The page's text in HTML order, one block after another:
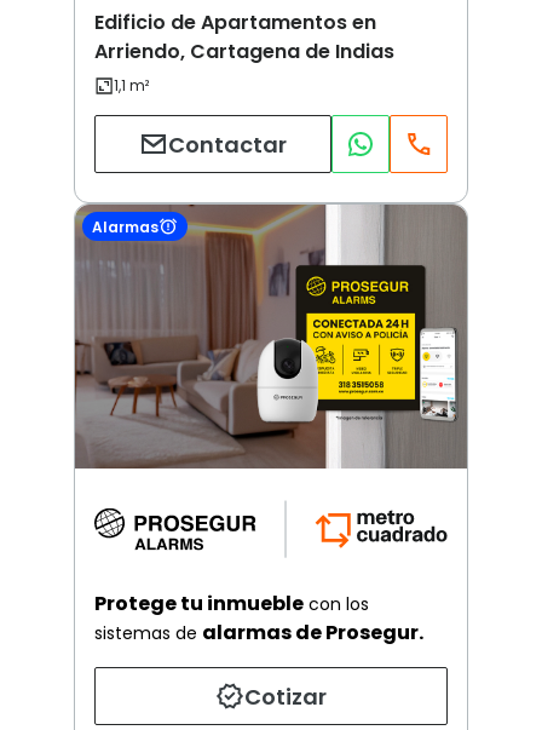
Edificio de Apartamentos en
Arriendo, Cartagena de Indias
Contactar
Alarmas
Protege tu inmueble con los
sistemas de alarmas de Prosegur.
Cotizar